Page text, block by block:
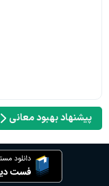
پیشنهاد بهبود معانی